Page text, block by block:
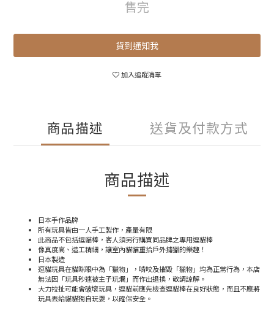
售完
貨到通知我
加入追蹤清單
商品描述 送貨及付款方式
商品描述
日本手作品牌
所有玩具皆由一人手工製作，產量有限
此商品不包括逗貓棒，客人須另行購買同品牌之專用逗貓棒
像真度高、造工精細，讓室內貓貓重拾戶外捕獵的樂趣！
日本製造
逗貓玩具在貓咪眼中為「獵物」，啃咬及摧毀「獵物」均為正常行為，本店
無法因「玩具秒速被主子玩爛」而作出退換，敬請諒解。
大力拉扯可能會破壞玩具，逗貓前應先檢查逗貓棒在良好狀態，而且不應將
玩具丟給貓貓獨自玩耍，以確保安全。